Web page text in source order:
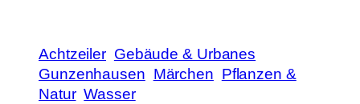
Achtzeiler Gebäude & Urbanes
Gunzenhausen Märchen Pflanzen &
Natur Wasser